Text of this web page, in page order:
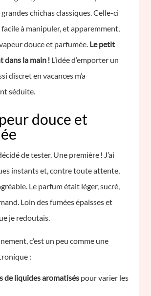
chichas classiques. Celle-ci
à manipuler, et apparemment,
douce et parfumée. Le petit
dans la main ! L’idée d’emporter un
discret en vacances m’a
séduite.
douce et
de tester. Une première ! J’ai
instants et, contre toute attente,
Le parfum était léger, sucré,
Loin des fumées épaisses et
je redoutais.
c’est un peu comme une
:
de liquides aromatisés pour varier les